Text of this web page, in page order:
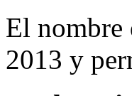
El nombre
2013 y